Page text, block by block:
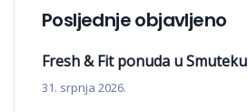
Posljednje objavljeno
Fresh & Fit ponuda u Smuteku
31. srpnja 2026.